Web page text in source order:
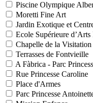
Piscine Olympique
Moretti Fine Art
Jardin Exotique et
Ecole Supérieure
Chapelle de la Visitation
Terrasses de Fontvieille
A Fàbrica - Parc
Rue Princesse Caroline
Place d'Armes
Parc Princesse